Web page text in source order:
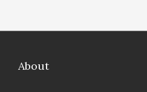
About